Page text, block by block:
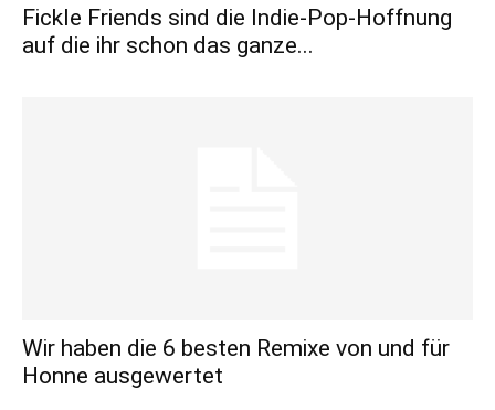
Fickle Friends sind die Indie-Pop-Hoffnung
auf die ihr schon das ganze...
Wir haben die 6 besten Remixe von und für
Honne ausgewertet